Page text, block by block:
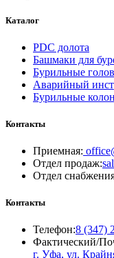
Каталог
PDC долота
Башмаки для
Бурильные
Аварийный
Бурильные
Контакты
Приемная:
Отдел продаж:
Отдел
Контакты
Телефон:8 (347)
Фактический/
г. Уфа, ул.